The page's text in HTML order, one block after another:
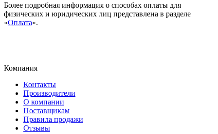
Более подробная информация о способах оплаты для
физических и юридических лиц представлена в разделе
«Оплата».
Компания
Контакты
Производители
О компании
Поставщикам
Правила продажи
Отзывы